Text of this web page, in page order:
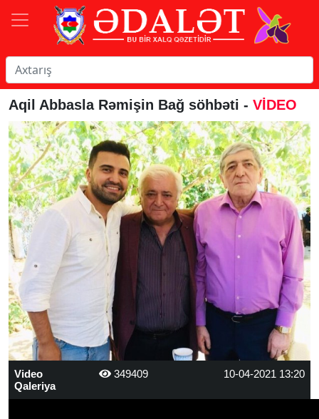
Aqil Abbasla Rəmişin Bağ söhbəti - VİDEO
Video
Qaleriya
349409 10-04-2021 13:20